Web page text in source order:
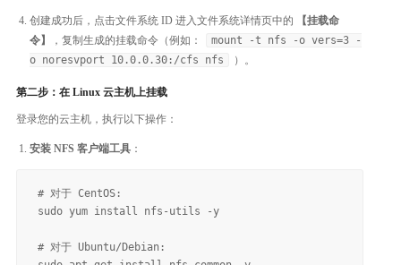
创建成功后，点击文件系统 ID 进入文件系统详情页中的
【挂载命
令】
，复制生成的挂载命令（例如：
mount -t nfs -o vers=3 -
o noresvport 10.0.0.30:/cfs nfs
）。
第二步：在 Linux 云主机上挂载
登录您的云主机，执行以下操作：
安装 NFS 客户端工具 ：
# 对于 CentOS:
sudo yum install nfs-utils -y
# 对于 Ubuntu/Debian: